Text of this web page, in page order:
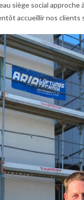
siège social approche
accueillir nos clients